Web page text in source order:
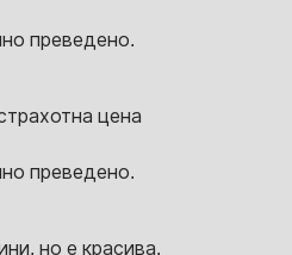
преведено.
цена
преведено.
но е красива.